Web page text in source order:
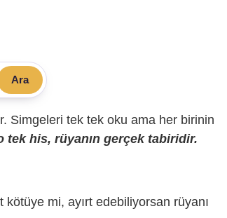
Ara
Simgeleri tek tek oku ama her birinin
tek his, rüyanın gerçek tabiridir.
mi, ayırt edebiliyorsan rüyanı